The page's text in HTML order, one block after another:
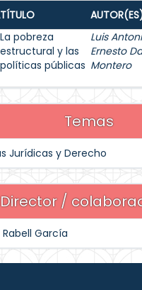
TÍTULO
La pobreza
estructural y las
políticas públicas
Luis
Ernesto
Montero
Temas
Jurídicas y Derecho
Director /
Rabell García